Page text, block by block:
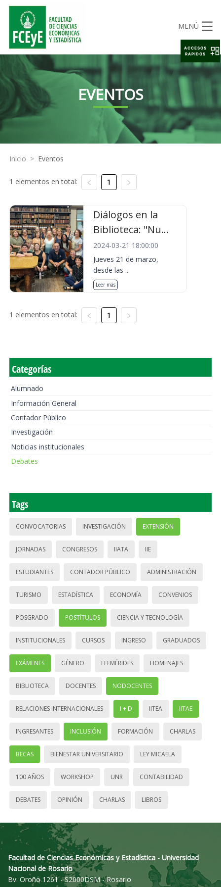
MENÚ
EVENTOS
Inicio > Eventos
1 elementos en total: 1
Diálogos en la
Biblioteca: "Nu...
2024-03-21 18:00:00
Jueves 21 de marzo,
desde las ...
Leer más
1 elementos en total: 1
Categorías
Alumnado
Información General
Contador Público
Investigación
Noticias institucionales
Debates
Tags
CONVOCATORIAS INVESTIGACIÓN EXTENSIÓN
JORNADAS CONGRESOS IIATA IIE
ESTUDIANTES CONTADOR PÚBLICO ADMINISTRACIÓN
TURISMO ESTADÍSTICA ECONOMÍA CONVENIOS
POSGRADO POSTÍTULOS CIENCIA Y TECNOLOGÍA
INSTITUCIONALES CURSOS INGRESO GRADUADOS
EXÁMENES GÉNERO EFEMÉRIDES HOMENAJES
BIBLIOTECA DOCENTES NODOCENTES
RELACIONES INTERNACIONALES I + D IITEA IITAE
INGRESANTES INCLUSIÓN FORMACIÓN CHARLAS
BECAS BIENESTAR UNIVERSITARIO LEY MICAELA
100 AÑOS WORKSHOP UNR CONTABILIDAD
DEBATES OPINIÓN CHARLAS LIBROS
Facultad de Ciencias Económicas y Estadística - Universidad
Nacional de Rosario
Bv. Oroño 1261 - S2000DSM - Rosario
ACCESOS
RAPIDOS